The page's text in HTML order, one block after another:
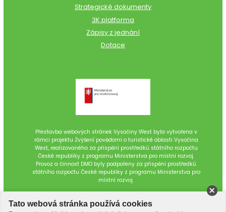
Strategické dokumenty
3K platforma
Zápisy z jednání
Dotace
Přestavba webových stránek Vysočiny West byla vytvořena v
rámci projektu Zvýšení povědomí o turistické oblasti Vysočina
West, realizovaného za přispění prostředků státního rozpočtu
České republiky z programu Ministerstva pro místní rozvoj.
Provoz a činnost DMO byly podpořeny za přispění prostředků
státního rozpočtu České republiky z programu Ministerstva pro
místní rozvoj.
Tato webová stránka používá cookies